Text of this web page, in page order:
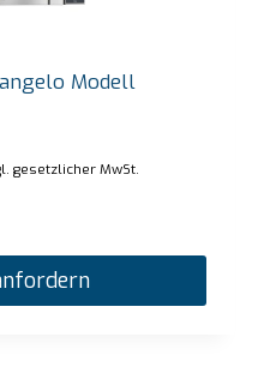
Modell
gesetzlicher MwSt.